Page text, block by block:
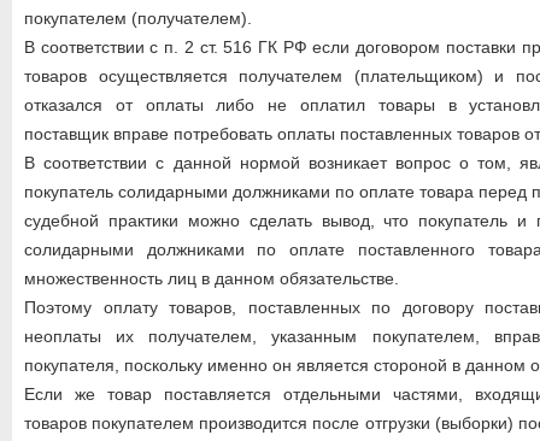
покупателем (получателем).
В соответствии с п. 2 ст. 516 ГК РФ если договором поставки
товаров осуществляется получателем (плательщиком) и
отказался от оплаты либо не оплатил товары в
поставщик вправе потребовать оплаты поставленных товаров
В соответствии с данной нормой возникает вопрос о том,
покупатель солидарными должниками по оплате товара перед
судебной практики можно сделать вывод, что покупатель и
солидарными должниками по оплате поставленного товара,
множественность лиц в данном обязательстве.
Поэтому оплату товаров, поставленных по договору
неоплаты их получателем, указанным покупателем,
покупателя, поскольку именно он является стороной в данном
Если же товар поставляется отдельными частями,
товаров покупателем производится после отгрузки (выборки)